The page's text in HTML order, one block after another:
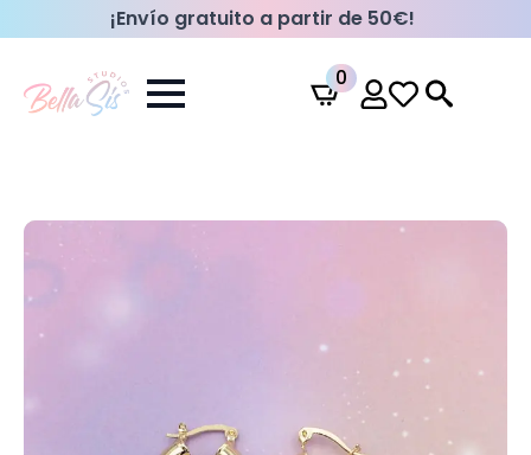
¡Envío gratuito a partir de 50€!
0